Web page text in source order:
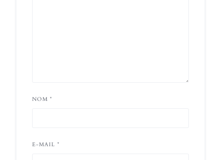
NOM *
E-MAIL *